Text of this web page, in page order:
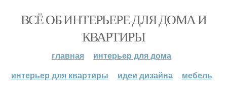
ВСЁ ОБ ИНТЕРЬЕРЕ ДЛЯ ДОМА И
КВАРТИРЫ
главная
интерьер для дома
интерьер для квартиры
идеи дизайна мебель